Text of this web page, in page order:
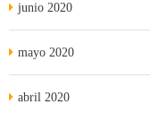
junio 2020
mayo 2020
abril 2020